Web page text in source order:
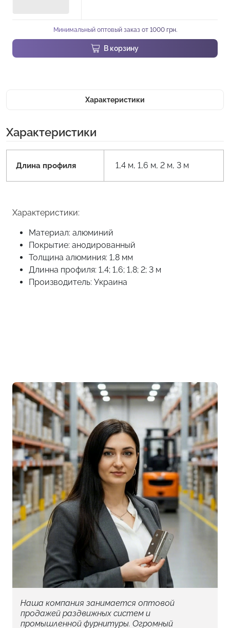
Минимальный оптовый заказ от 1000 грн.
В корзину
Характеристики
Характеристики
Длина профиля 1,4 м, 1,6 м, 2 м, 3 м
Характеристики:
Материал: алюминий
Покрытие: анодированный
Толщина алюминия: 1,8 мм
Длинна профиля: 1,4; 1,6; 1,8; 2; 3 м
Производитель: Украина
Наша компания занимается оптовой
продажей раздвижных систем и
промышленной фурнитуры. Огромный